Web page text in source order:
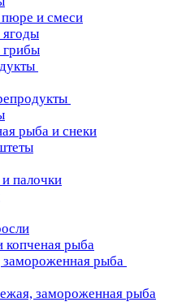
и смеси
рыба и снеки
палочки
копченая рыба
рыба
замороженная рыба